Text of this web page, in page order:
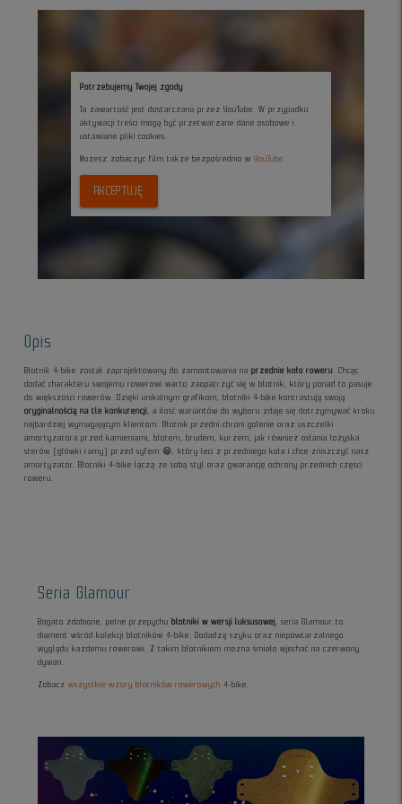
Potrzebujemy Twojej zgody
Ta zawartość jest dostarczana przez YouTube. W przypadku
aktywacji treści mogą być przetwarzane dane osobowe i
ustawiane pliki cookies.
Możesz zobaczyc film także bezpośrednio w YouTube
AKCEPTUJĘ
Opis
Błotnik 4-bike został zaprojektowany do zamontowania naprzednie koło roweru
. Chcąc
dodać charakteru swojemu rowerowi warto zaopatrzyć się w błotnik, który ponad to pasuje
do większości rowerów. Dzięki unikalnym grafikom, błotniki 4-bike kontrastują swoją
oryginalnością na tle konkurencji
, a ilość wariantów do wyboru zdaje się dotrzymywać kroku
najbardziej wymagającym klientom. Błotnik przedni chroni golenie oraz uszczelki
amortyzatora przed kamieniami, błotem, brudem, kurzem, jak również osłania łożyska
sterów (główki ramy) przed syfem 😁, który leci z przedniego koła i chce zniszczyć nasz
amortyzator. Błotniki 4-bike łączą ze sobą styl oraz gwarancję ochrony przednich części
roweru.
Seria Glamour
Bogato zdobione, pełne przepychu błotniki w wersji luksusowej
, seria Glamour to
diament wśród kolekcji błotników 4-bike. Dodadzą szyku oraz niepowtarzalnego
wyglądu każdemu rowerowi. Z takim błotnikiem można śmiało wjechać na czerwony
dywan.
Zobaczwszystkie wzory błotników rowerowych 4-bike.